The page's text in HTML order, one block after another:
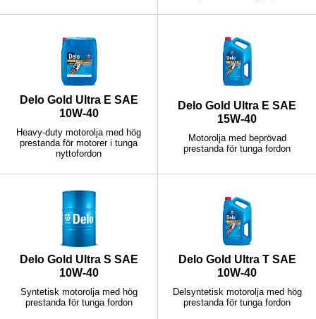
Delo Gold Ultra E SAE
10W-40
Heavy-duty motorolja med hög
prestanda för motorer i tunga
nyttofordon
Delo Gold Ultra E SAE
15W-40
Motorolja med beprövad
prestanda för tunga fordon
Delo Gold Ultra S SAE
10W-40
Syntetisk motorolja med hög
prestanda för tunga fordon
Delo Gold Ultra T SAE
10W-40
Delsyntetisk motorolja med hög
prestanda för tunga fordon